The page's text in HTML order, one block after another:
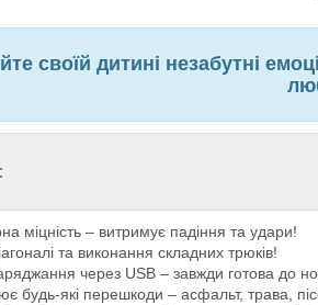
своїй дитині незабутні
міцність – витримує падіння та удари!
та виконання складних трюків!
через USB – завжди готова до
будь-які перешкоди – асфальт, трава,